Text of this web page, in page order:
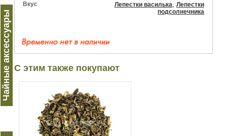
Чайные аксессуары
Вкус
Лепестки василька, Лепестки
подсолнечника
С этим также покупают